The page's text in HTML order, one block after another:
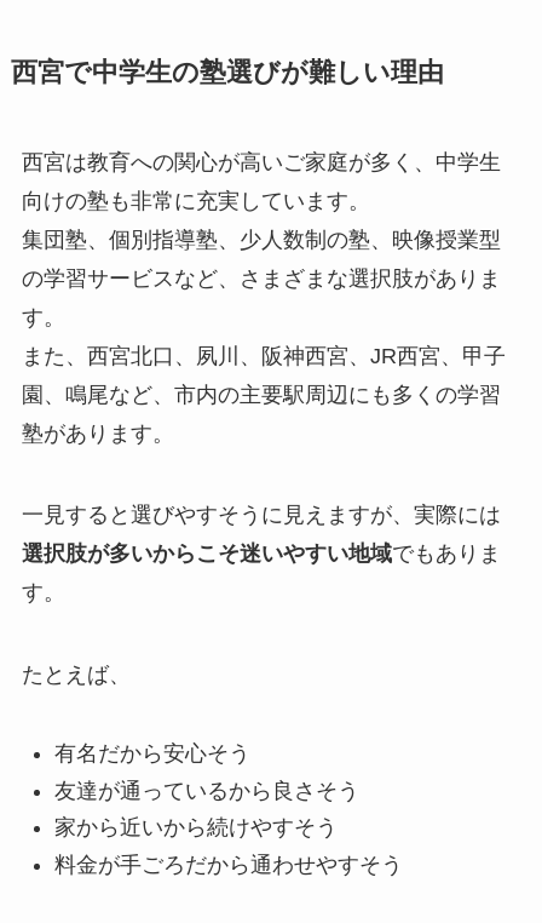
西宮で中学生の塾選びが難しい理由
西宮は教育への関心が高いご家庭が多く、中学生
向けの塾も非常に充実しています。
集団塾、個別指導塾、少人数制の塾、映像授業型
の学習サービスなど、さまざまな選択肢がありま
す。
また、西宮北口、夙川、阪神西宮、JR西宮、甲子
園、鳴尾など、市内の主要駅周辺にも多くの学習
塾があります。
一見すると選びやすそうに見えますが、実際には
選択肢が多いからこそ迷いやすい地域でもありま
す。
たとえば、
有名だから安心そう
友達が通っているから良さそう
家から近いから続けやすそう
料金が手ごろだから通わせやすそう